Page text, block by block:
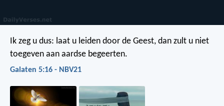
Ik zeg u dus: laat u leiden door de Geest, dan zult u niet
toegeven aan aardse begeerten.
Galaten 5:16 - NBV21